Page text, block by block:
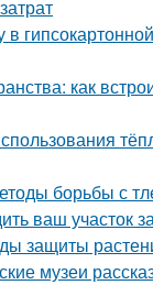
в
как
борьбы с
ваш участок
защиты
музеи